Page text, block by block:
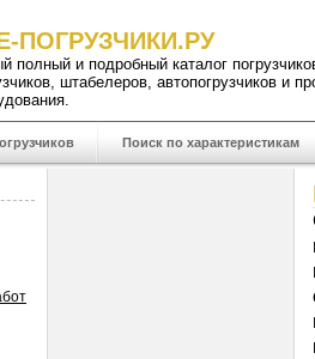
ПОГРУЗЧИКИ.РУ
полный и подробный каталог
, штабелеров, автопогрузчиков и
Поиск по характеристикам